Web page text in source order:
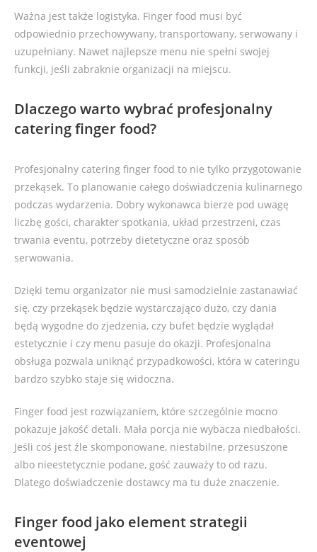
Ważna jest także logistyka. Finger food musi być
odpowiednio przechowywany, transportowany, serwowany i
uzupełniany. Nawet najlepsze menu nie spełni swojej
funkcji, jeśli zabraknie organizacji na miejscu.
Dlaczego warto wybrać profesjonalny
catering finger food?
Profesjonalny catering finger food to nie tylko przygotowanie
przekąsek. To planowanie całego doświadczenia kulinarnego
podczas wydarzenia. Dobry wykonawca bierze pod uwagę
liczbę gości, charakter spotkania, układ przestrzeni, czas
trwania eventu, potrzeby dietetyczne oraz sposób
serwowania.
Dzięki temu organizator nie musi samodzielnie zastanawiać
się, czy przekąsek będzie wystarczająco dużo, czy dania
będą wygodne do zjedzenia, czy bufet będzie wyglądał
estetycznie i czy menu pasuje do okazji. Profesjonalna
obsługa pozwala uniknąć przypadkowości, która w cateringu
bardzo szybko staje się widoczna.
Finger food jest rozwiązaniem, które szczególnie mocno
pokazuje jakość detali. Mała porcja nie wybacza niedbałości.
Jeśli coś jest źle skomponowane, niestabilne, przesuszone
albo nieestetycznie podane, gość zauważy to od razu.
Dlatego doświadczenie dostawcy ma tu duże znaczenie.
Finger food jako element strategii
eventowej